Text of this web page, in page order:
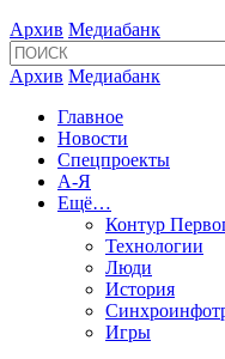
Архив Медиабанк
Архив Медиабанк
Главное
Новости
Спецпроекты
А-Я
Ещё…
Контур
Технологии
Люди
История
Игры